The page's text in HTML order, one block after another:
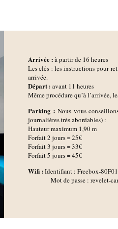
Arrivée : à partir de 16 heures
Les clés : les instructions pour
arrivée.
Départ : avant 11 heures
Même procédure qu’à l’arrivée,
Parking : Nous vous
journalières très abordables) :
Hauteur maximum 1,90 m
Forfait 2 jours = 25€
Forfait 3 jours = 33€
Forfait 5 jours = 45€
Wifi : Identifiant : Freebox-
Mot de passe : revelet-